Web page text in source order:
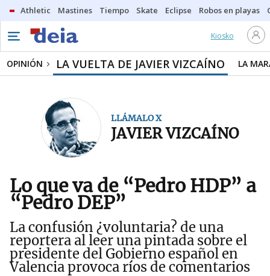
Athletic Mastines Tiempo Skate Eclipse Robos en playas
Kiosko
OPINIÓN LA VUELTA DE JAVIER VIZCAÍNO LA
LLÁMALO X
JAVIER VIZCAÍNO
Lo que va de “Pedro HDP” a
“Pedro DEP”
La confusión ¿voluntaria? de una
reportera al leer una pintada sobre el
presidente del Gobierno español en
Valencia provoca ríos de comentarios